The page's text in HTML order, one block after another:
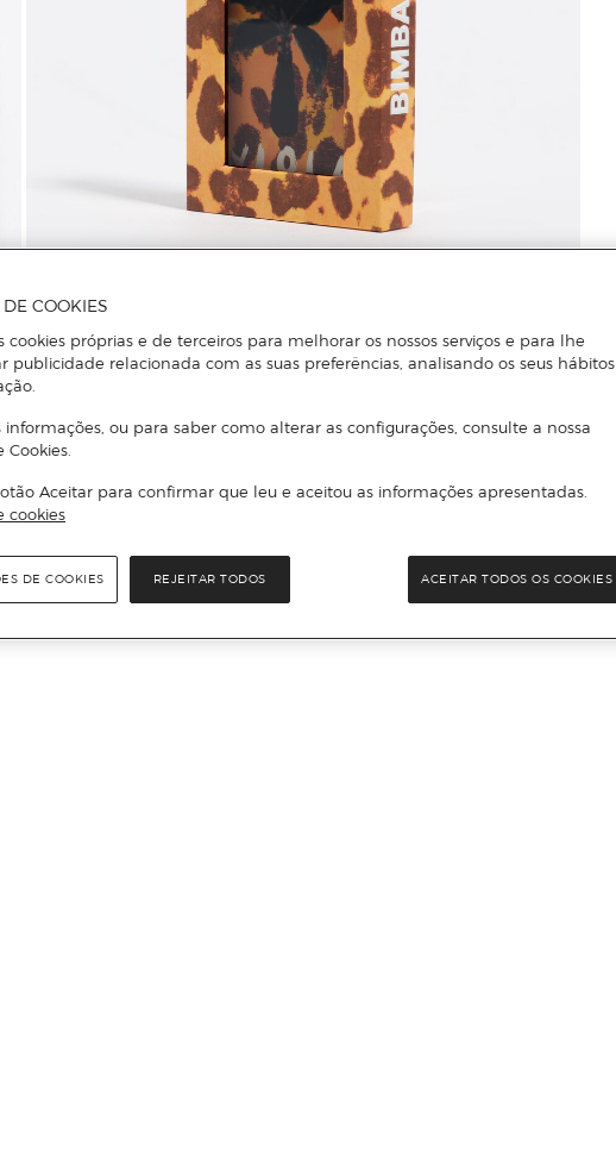
COOKIES
cookies próprias e de terceiros para melhorar os nossos serviços e para lhe
publicidade relacionada com as suas preferências, analisando os seus hábitos
informações, ou para saber como alterar as configurações, consulte a nossa
Cookies.
Aceitar para confirmar que leu e aceitou as informações apresentadas.
cookies
REJEITAR TODOS ACEITAR TODOS OS COOKIES
DE COOKIES